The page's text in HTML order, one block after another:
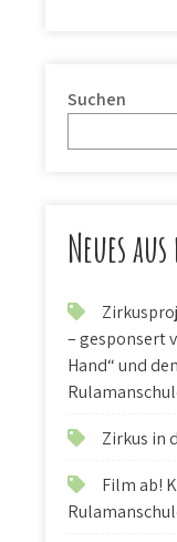
Suchen
Neues
– gesponsert
Hand“ und
Zirkus in
Film ab!